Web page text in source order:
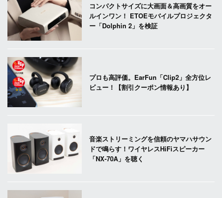
コンパクトサイズに大画面＆高画質をオー
ルインワン！ ETOEモバイルプロジェクタ
ー「Dolphin 2」を検証
プロも高評価。EarFun「Clip2」全方位レ
ビュー！【割引クーポン情報あり】
音楽ストリーミングを信頼のヤマハサウン
ドで鳴らす！ワイヤレスHiFiスピーカー
「NX-70A」を聴く